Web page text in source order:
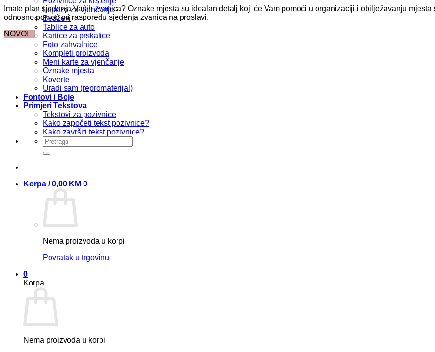
Lepeze za vjenčanje
Bedževi
Tablice za auto
Kartice za prskalice
Foto zahvalnice
Kompleti proizvoda
Meni karte za vjenčanje
Oznake mjesta
Koverte
Uradi sam (repromaterijal)
Fontovi i Boje
Primjeri Tekstova
Tekstovi za pozivnice
Kako započeti tekst pozivnice?
Kako završiti tekst pozivnice?
Pretraži:
Korpa /0,00 KM 0
Nema proizvoda u korpi
Povratak u trgovinu
0
Korpa
Nema proizvoda u korpi
Imate plan sjedenja Vaših zvanica? Oznake mjesta su idealan detalj koji će Vam pomoći u organizaciji i obilježavanju
odnosno pomoć pri rasporedu sjedenja zvanica na proslavi.
NOVO!